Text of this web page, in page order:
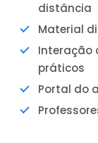
distância
Material
Interação
práticos
Portal do